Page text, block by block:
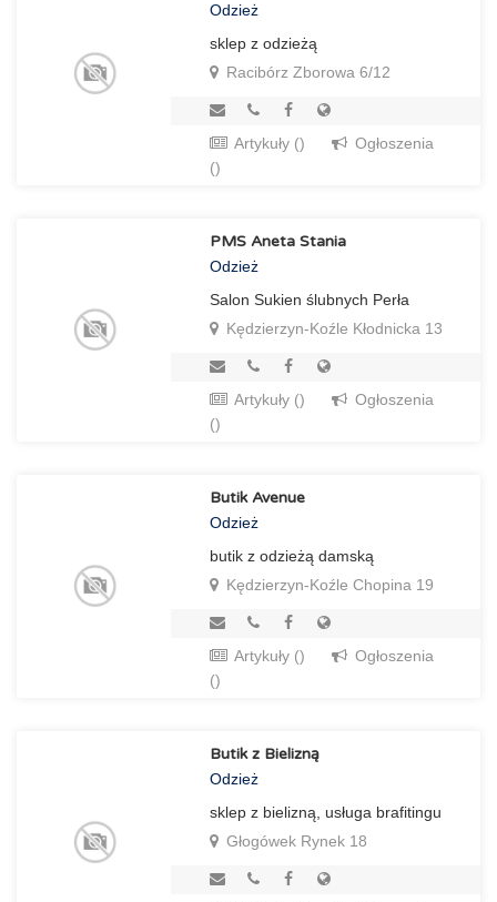
Odzież
sklep z odzieżą
Racibórz Zborowa 6/12
Artykuły ()
Ogłoszenia
()
PMS Aneta Stania
Odzież
Salon Sukien ślubnych Perła
Kędzierzyn-Koźle Kłodnicka 13
Artykuły ()
Ogłoszenia
()
Butik Avenue
Odzież
butik z odzieżą damską
Kędzierzyn-Koźle Chopina 19
Artykuły ()
Ogłoszenia
()
Butik z Bielizną
Odzież
sklep z bielizną, usługa brafitingu
Głogówek Rynek 18